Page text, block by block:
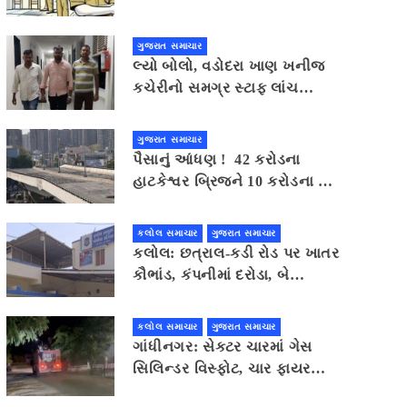
ગુજરાત સમાચાર
લ્યો બોલો, વડોદરા ખાણ ખનીજ
કચેરીનો સમગ્ર સ્ટાફ લાંચ
ઝપટે ચડી ગયો
ગુજરાત સમાચાર
પૈસાનું આંધણ ! 42 કરોડના
હાટકેશ્વર બ્રિજને 10 કરોડના ખર્ચે
કલોલ સમાચાર ગુજરાત સમાચાર
કલોલ: છત્રાલ-કડી રોડ પર ખાતર
કૌભાંડ, કંપનીમાં દરોડા, બે
કલોલ સમાચાર ગુજરાત સમાચાર
ગાંધીનગર: સેક્ટર ચારમાં ગેસ
સિલિન્ડર વિસ્ફોટ, ચાર ફાયર